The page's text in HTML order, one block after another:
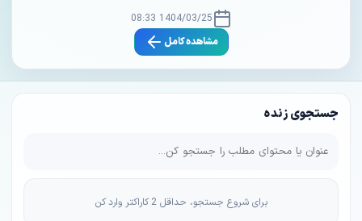
جستجوی زنده
برای شروع جستجو، حداقل 2 کاراکتر وارد کن
1404/03/25 08:33
مشاهده کامل